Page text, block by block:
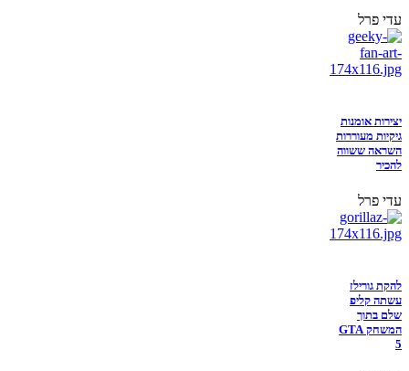
עדי פרל
יצירות אומנות
גיקיות מעוררות
השראה ששווה
להכיר
עדי פרל
להקת גורילז
עשתה קליפ
שלם בתוך
המשחק GTA
5